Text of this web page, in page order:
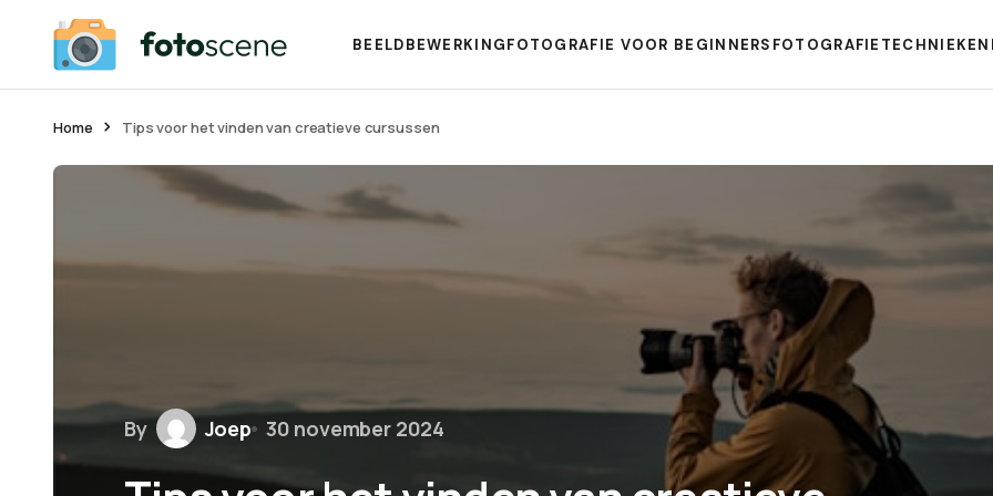
BEELDBEWERKINGFOTOGRAFIE VOOR BEGINNERS FOTOGRAFIETECHNIEKEN
Home Tips voor het vinden van creatieve cursussen
By Joep 30 november 2024